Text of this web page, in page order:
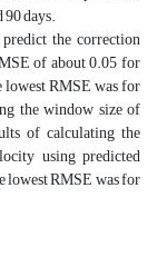
days.
the correction
of about 0.05 for
lowest RMSE was for
the window size of
of calculating the
using predicted
lowest RMSE was for